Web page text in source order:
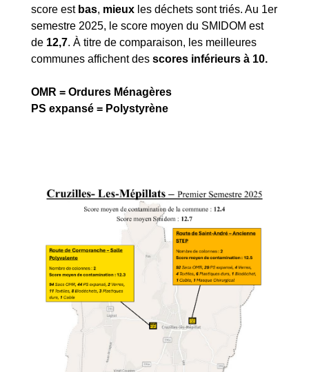
score est bas, mieux les déchets sont triés. Au 1er
semestre 2025, le score moyen du SMIDOM est
de 12,7. À titre de comparaison, les meilleures
communes affichent des scores inférieurs à 10.
OMR = Ordures Ménagères
PS expansé = Polystyrène